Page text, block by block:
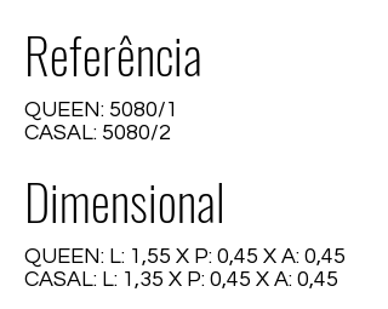
Referência
QUEEN: 5080/1
CASAL: 5080/2
Dimensional
QUEEN: L: 1,55 X P: 0,45 X A: 0,45
CASAL: L: 1,35 X P: 0,45 X A: 0,45